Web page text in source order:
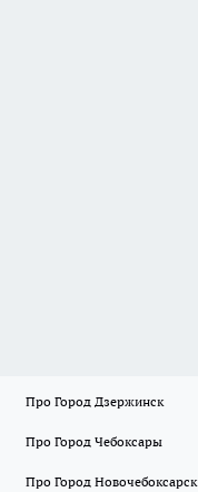
Про Город Дзержинск
Про Город Чебоксары
Про Город Новочебоксарск